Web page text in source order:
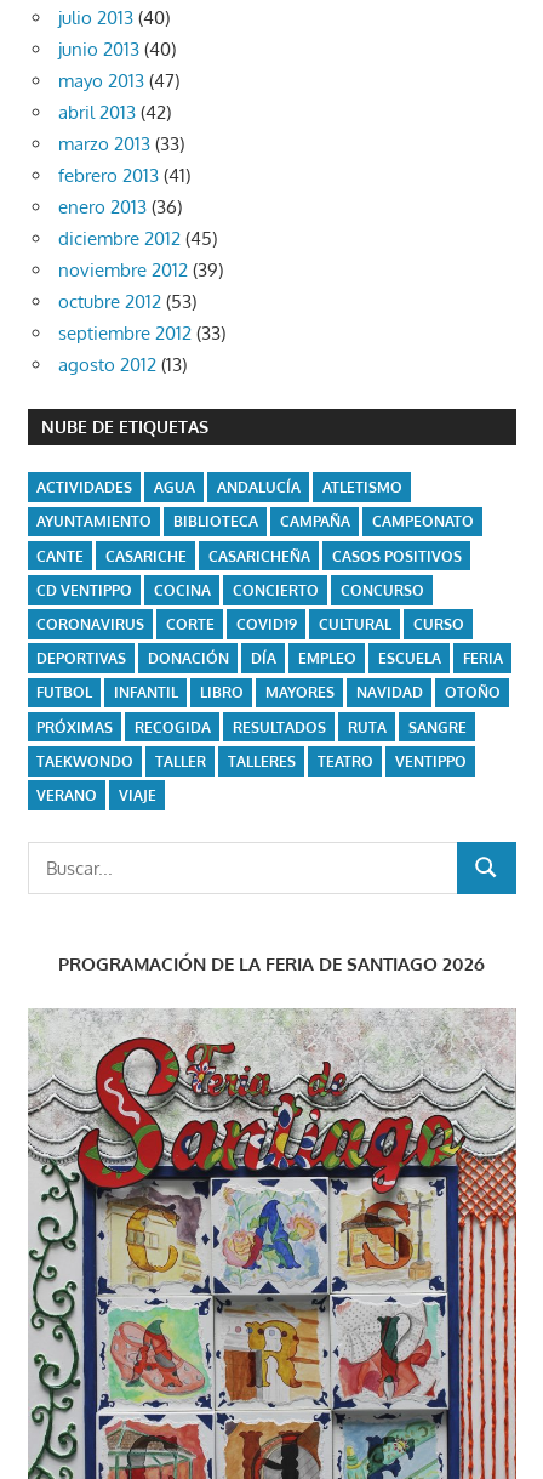
julio 2013 (40)
junio 2013 (40)
mayo 2013 (47)
abril 2013 (42)
marzo 2013 (33)
febrero 2013 (41)
enero 2013 (36)
diciembre 2012 (45)
noviembre 2012 (39)
octubre 2012 (53)
septiembre 2012 (33)
agosto 2012 (13)
NUBE DE ETIQUETAS
ACTIVIDADES AGUA ANDALUCÍA
ATLETISMO
AYUNTAMIENTO
BIBLIOTECA CAMPAÑA
CAMPEONATO
CANTE
CASARICHE CASARICHEÑA
CASOS POSITIVOS
CD VENTIPPO
COCINA CONCIERTO
CONCURSO
CORONAVIRUS
CORTE COVID19 CULTURAL
CURSO
DEPORTIVAS
DONACIÓN DÍA EMPLEO ESCUELA
FERIA
FUTBOL
INFANTIL LIBRO MAYORES NAVIDAD
OTOÑO
PRÓXIMAS
RECOGIDA RESULTADOS RUTA
SANGRE
TAEKWONDO
TALLER TALLERES TEATRO
VENTIPPO
VERANO
VIAJE
BUSCAR
PROGRAMACIÓN DE LA FERIA DE SANTIAGO 2026